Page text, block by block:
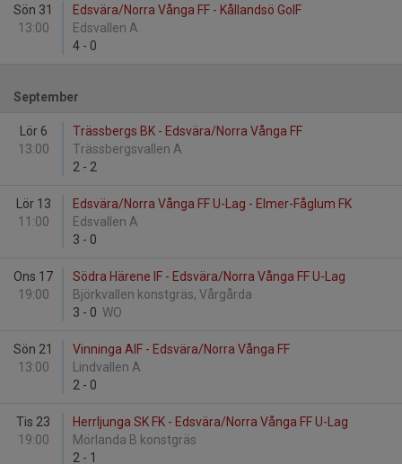
Sön 31
13:00
Edsvära/Norra Vånga FF - Kållandsö GoIF
Edsvallen A
4 - 0
September
Lör 6
13:00
Trässbergs BK - Edsvära/Norra Vånga FF
Trässbergsvallen A
2 - 2
Lör 13
11:00
Edsvära/Norra Vånga FF U-Lag - Elmer-Fåglum FK
Edsvallen A
3 - 0
Ons 17
19:00
Södra Härene IF - Edsvära/Norra Vånga FF U-Lag
Björkvallen konstgräs, Vårgårda
3 - 0 WO
Sön 21
13:00
Vinninga AIF - Edsvära/Norra Vånga FF
Lindvallen A
2 - 0
Tis 23
19:00
Herrljunga SK FK - Edsvära/Norra Vånga FF U-Lag
Mörlanda B konstgräs
2 - 1